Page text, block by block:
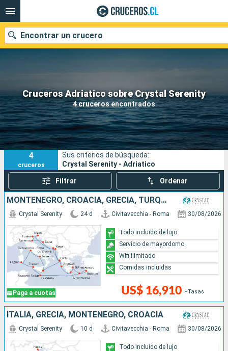
Cruceros Adriatico sobre Crystal Serenity
4 cruceros encontrados
Encontrar un crucero
Nuestros destinos
Fecha de salida
Puertos Compañías
Buscar
4
cruceros
Sus criterios de búsqueda:
Crystal Serenity - Adriatico
Filtrar Ordenar
MONTENEGRO, CROACIA, GRECIA, TURQUÍA, MALTA, ITALIA
Paga a cuotas
Crystal Serenity 24 d Civitavecchia - Roma 30/08/2026
US$ 16,910 +Tasas
Todo incluido de lujo
Servicio de mayordomo
Wifi ilimitado
Comidas incluidas
ITALIA, GRECIA, MONTENEGRO, CROACIA
Crystal Serenity 10 d Civitavecchia - Roma 30/08/2026
Todo incluido de lujo